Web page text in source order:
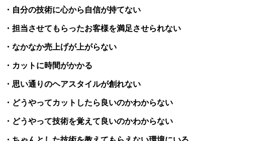
・自分の技術に心から自信が持てない
・担当させてもらったお客様を満足させられない
・なかなか売上げが上がらない
・カットに時間がかかる
・思い通りのヘアスタイルが創れない
・どうやってカットしたら良いのかわからない
・どうやって技術を覚えて良いのかわからない